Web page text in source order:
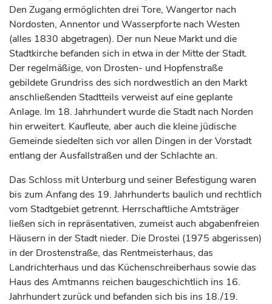
Den Zugang ermöglichten drei Tore, Wangertor nach
Nordosten, Annentor und Wasserpforte nach Westen
(alles 1830 abgetragen). Der nun Neue Markt und die
Stadtkirche befanden sich in etwa in der Mitte der Stadt.
Der regelmäßige, von Drosten- und Hopfenstraße
gebildete Grundriss des sich nordwestlich an den Markt
anschließenden Stadtteils verweist auf eine geplante
Anlage. Im 18. Jahrhundertwurde die Stadt nach Norden
hin erweitert. Kaufleute, aber auch die kleine jüdische
Gemeinde siedelten sich vor allen Dingen in der Vorstadt
entlang der Ausfallstraßen und der Schlachte an.
Das Schloss mit Unterburg und seiner Befestigung waren
bis zum Anfang des 19. Jahrhunderts baulich und rechtlich
vom Stadtgebiet getrennt. Herrschaftliche Amtsträger
ließen sich in repräsentativen, zumeist auch abgabenfreien
Häusern in der Stadt nieder. Die Drostei (1975 abgerissen)
in der Drostenstraße, das Rentmeisterhaus, das
Landrichterhaus und das Küchenschreiberhaus sowie das
Haus des Amtmanns reichen baugeschichtlich ins 16.
Jahrhundertzurück und befanden sich bis ins 18./19.